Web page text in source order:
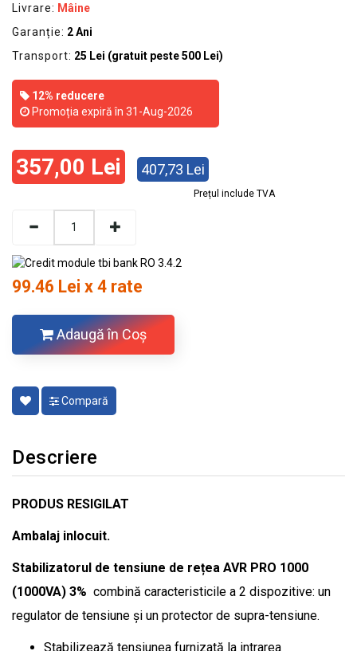
Livrare: Mâine
Garanție: 2 Ani
Transport: 25 Lei (gratuit peste 500 Lei)
12% reducere
Promoția expiră în 31-Aug-2026
357,00 Lei 407,73 Lei
Prețul include TVA
99.46 Lei x 4 rate
Adaugă în Coş
Compară
Descriere
PRODUS RESIGILAT
Ambalaj inlocuit.
Stabilizatorul de tensiune de rețea AVR PRO 1000
(1000VA) 3% combină caracteristicile a 2 dispozitive: un
regulator de tensiune și un protector de supra-tensiune.
Stabilizează tensiunea furnizată la intrarea